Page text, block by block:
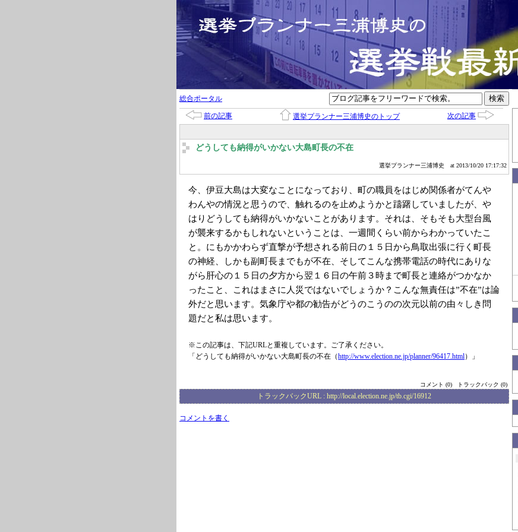
総合ポータル
前の記事 選挙プランナー三浦博史のトップ 次の記事
どうしても納得がいかない大島町長の不在
選挙プランナー三浦博史 at 2013/10/20 17:17:32
今、伊豆大島は大変なことになっており、町の職員をはじめ関係者がてんや
わんやの情況と思うので、触れるのを止めようかと躊躇していましたが、や
はりどうしても納得がいかないことがあります。それは、そもそも大型台風
が襲来するかもしれないということは、一週間くらい前からわかっていたこ
と。にもかかわらず直撃が予想される前日の１５日から鳥取出張に行く町長
の神経、しかも副町長までもが不在、そしてこんな携帯電話の時代にありな
がら肝心の１５日の夕方から翌１６日の午前３時まで町長と連絡がつかなか
ったこと、これはまさに人災ではないでしょうか？こんな無責任は”不在”は論
外だと思います。気象庁や都の勧告がどうのこうのの次元以前の由々しき問
題だと私は思います。
※この記事は、下記URLと重複しています。ご了承ください。
「どうしても納得がいかない大島町長の不在（http://www.election.ne.jp/planner/96417.html）」
コメント (0) トラックバック (0)
トラックバックURL : http://local.election.ne.jp/tb.cgi/16912
コメントを書く